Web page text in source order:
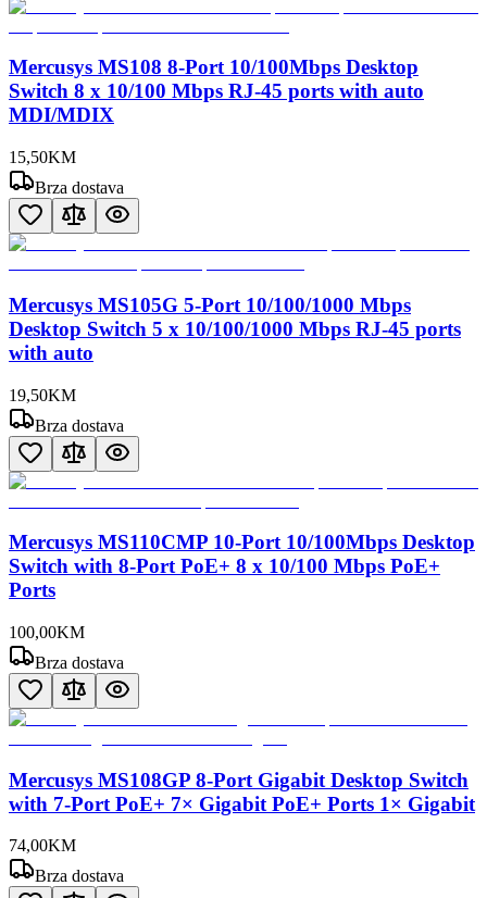
Mercusys MS108 8-Port 10/100Mbps Desktop
Switch 8 x 10/100 Mbps RJ-45 ports with auto
MDI/MDIX
15,50KM
Brza dostava
Mercusys MS105G 5-Port 10/100/1000 Mbps
Desktop Switch 5 x 10/100/1000 Mbps RJ-45 ports
with auto
19,50KM
Brza dostava
Mercusys MS110CMP 10-Port 10/100Mbps Desktop
Switch with 8-Port PoE+ 8 x 10/100 Mbps PoE+
Ports
100,00KM
Brza dostava
Mercusys MS108GP 8-Port Gigabit Desktop Switch
with 7-Port PoE+ 7× Gigabit PoE+ Ports 1× Gigabit
74,00KM
Brza dostava